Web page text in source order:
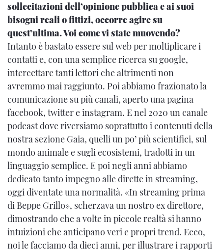
sollecitazioni dell’opinione pubblica e ai suoi
bisogni reali o fittizi, occorre agire su
quest’ultima. Voi come vi state muovendo?
Intanto è bastato essere sul web per moltiplicare i
contatti e, con una semplice ricerca su google,
intercettare tanti lettori che altrimenti non
avremmo mai raggiunto. Poi abbiamo frazionato la
comunicazione su più canali, aperto una pagina
facebook, twitter e instagram. E nel 2020 un canale
podcast dove riversiamo soprattutto i contenuti della
nostra sezione Gaia, quelli un po’ più scientifici, sul
mondo animale e sugli ecosistemi, tradotti in un
linguaggio semplice. E poi negli anni abbiamo
dedicato tanto impegno alle dirette in streaming,
oggi diventate una normalità. «In streaming prima
di Beppe Grillo», scherzava un nostro ex direttore,
dimostrando che a volte in piccole realtà si hanno
intuizioni che anticipano veri e propri trend. Ecco,
noi le facciamo da dieci anni, per illustrare i rapporti